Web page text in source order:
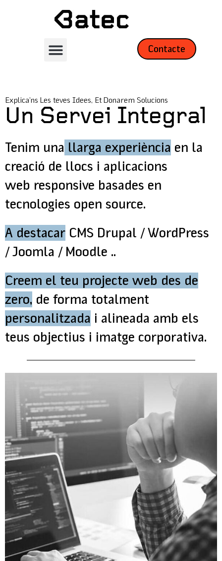
Contacte
Explica’ns Les teves Idees, Et Donarem Solucions
Un Servei Integral
Tenim una llarga experiència en la
creació de llocs i aplicacions
web responsive basades en
tecnologies open source.
A destacar CMS Drupal / WordPress
/ Joomla / Moodle ..
Creem el teu projecte web des de
zero, de forma totalment
personalitzada i alineada amb els
teus objectius i imatge corporativa.